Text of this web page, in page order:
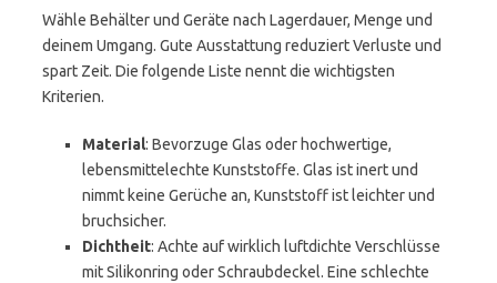
Wähle Behälter und Geräte nach Lagerdauer, Menge und
deinem Umgang. Gute Ausstattung reduziert Verluste und
spart Zeit. Die folgende Liste nennt die wichtigsten
Kriterien.
Material: Bevorzuge Glas oder hochwertige,
lebensmittelechte Kunststoffe. Glas ist inert und
nimmt keine Gerüche an, Kunststoff ist leichter und
bruchsicher.
Dichtheit: Achte auf wirklich luftdichte Verschlüsse
mit Silikonring oder Schraubdeckel. Eine schlechte